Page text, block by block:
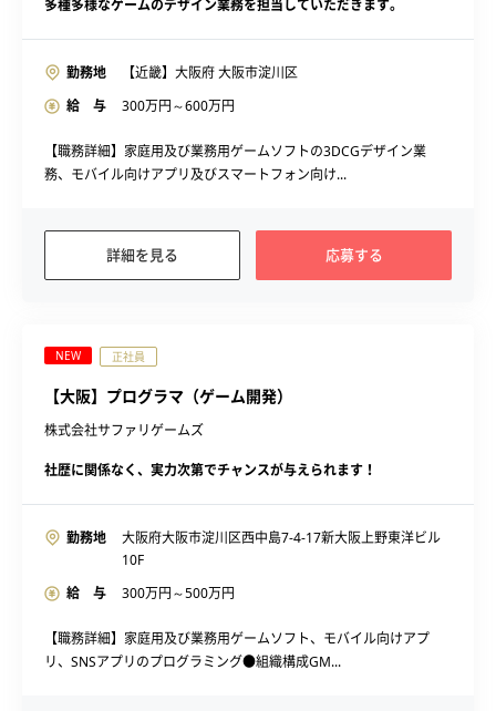
多種多様なゲームのデザイン業務を担当していただきます。
勤務地
【近畿】大阪府 大阪市淀川区
給 与
300万円～600万円
【職務詳細】家庭用及び業務用ゲームソフトの3DCGデザイン業
務、モバイル向けアプリ及びスマートフォン向け...
詳細を見る 応募する
NEW 正社員
【大阪】プログラマ（ゲーム開発）
株式会社サファリゲームズ
社歴に関係なく、実力次第でチャンスが与えられます！
勤務地
大阪府大阪市淀川区西中島7-4-17新大阪上野東洋ビル
10F
給 与
300万円～500万円
【職務詳細】家庭用及び業務用ゲームソフト、モバイル向けアプ
リ、SNSアプリのプログラミング●組織構成GM...